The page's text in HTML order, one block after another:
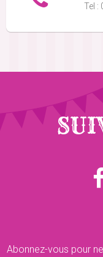
Tel :
Abonnez-vous pour